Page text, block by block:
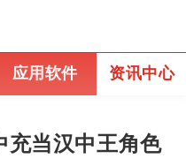
应用软件 资讯中心
充当汉中王角色